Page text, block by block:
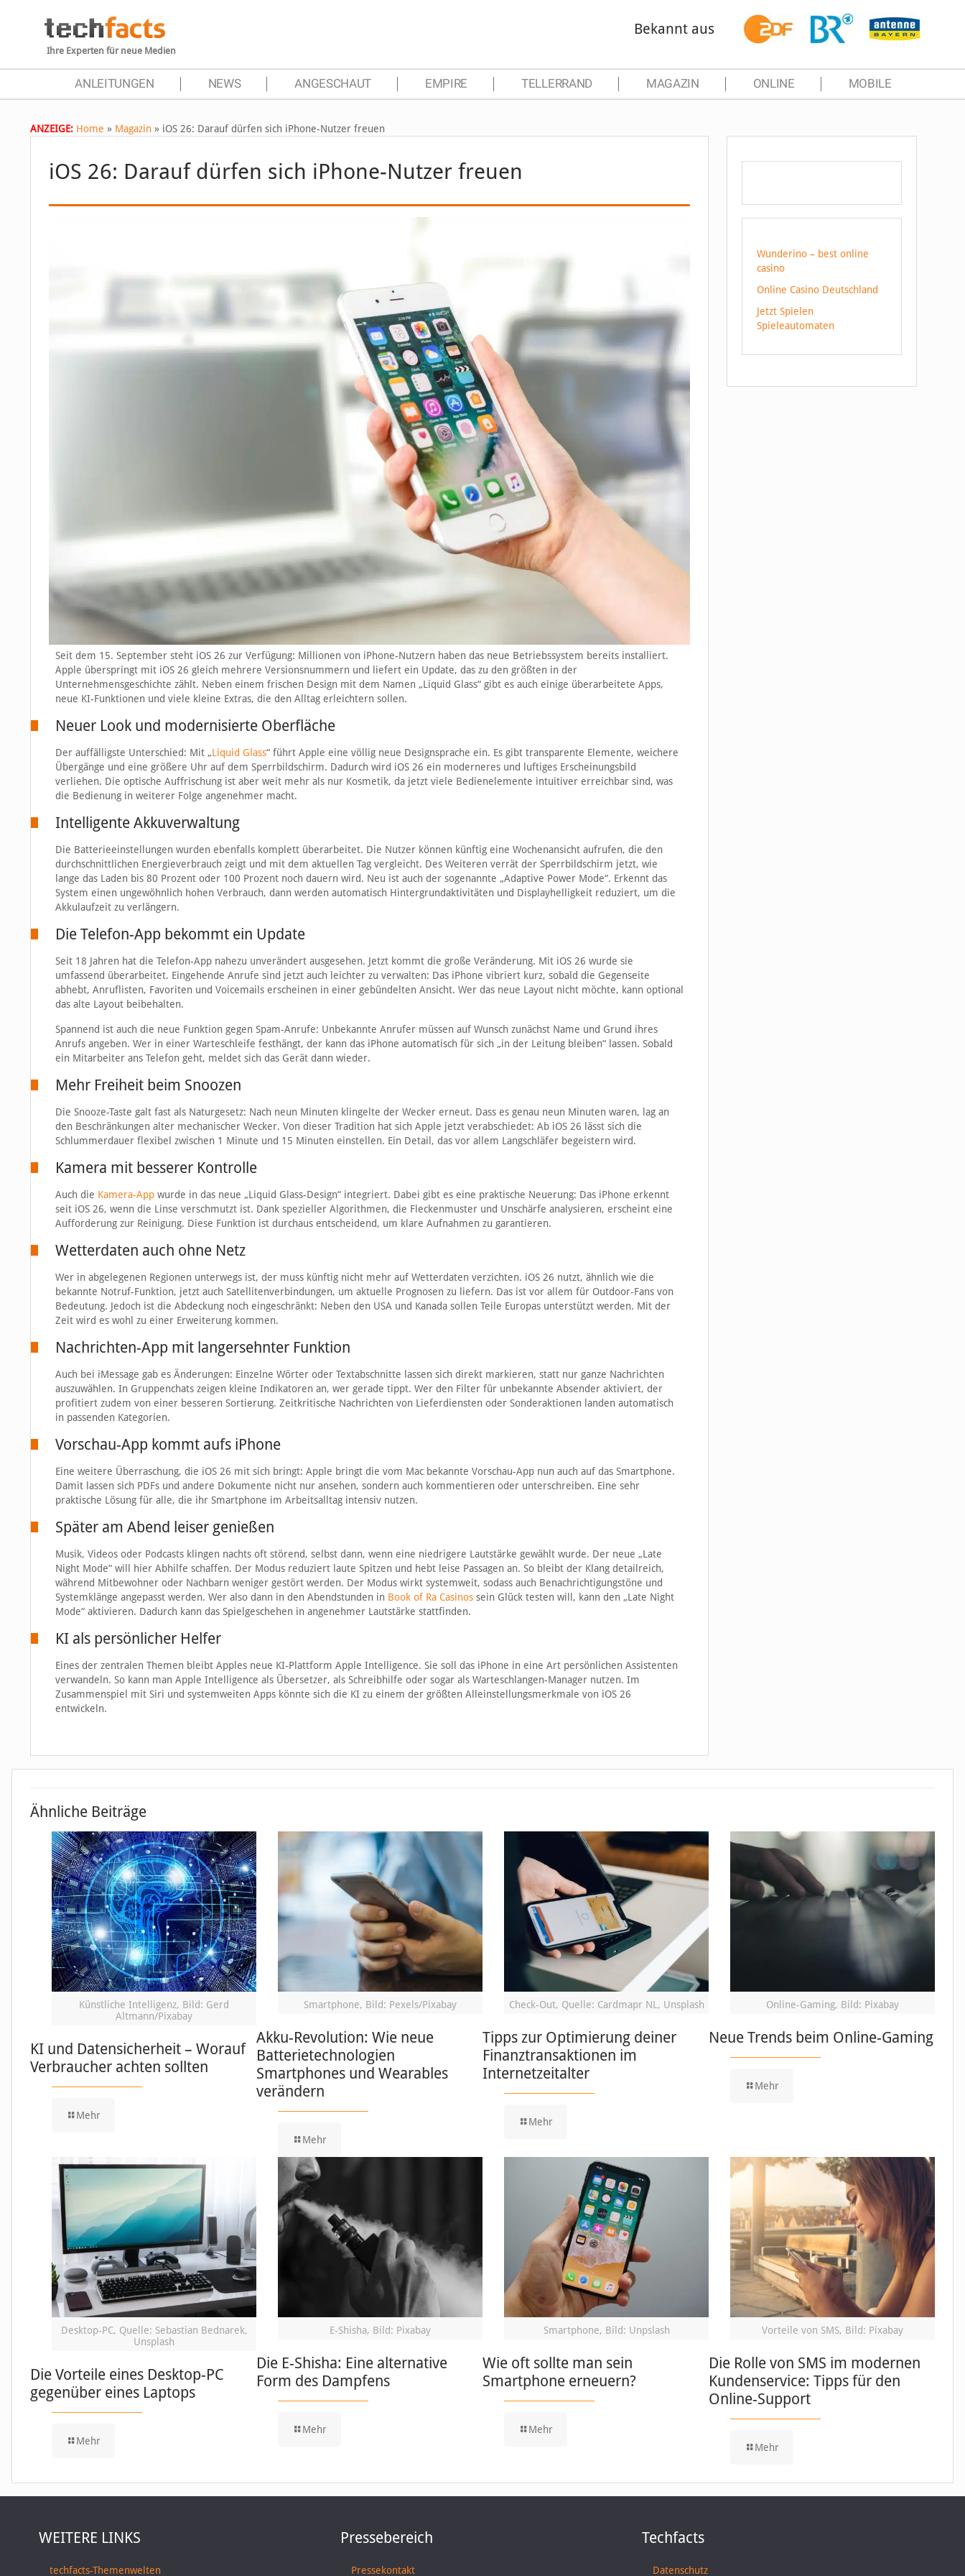
Ihre Experten für neue Medien
Bekannt aus
ANLEITUNGEN NEWS ANGESCHAUT EMPIRE TELLERRAND MAGAZIN ONLINE MOBILE
ANZEIGE: Home » Magazin » iOS 26: Darauf dürfen sich iPhone-Nutzer freuen
iOS 26: Darauf dürfen sich iPhone-Nutzer freuen
Seit dem 15. September steht iOS 26 zur Verfügung: Millionen von iPhone-Nutzern haben das neue Betriebssystem bereits installiert.
Apple überspringt mit iOS 26 gleich mehrere Versionsnummern und liefert ein Update, das zu den größten in der
Unternehmensgeschichte zählt. Neben einem frischen Design mit dem Namen „Liquid Glass“ gibt es auch einige überarbeitete Apps,
neue KI-Funktionen und viele kleine Extras, die den Alltag erleichtern sollen.
Neuer Look und modernisierte Oberfläche
Der auffälligste Unterschied: Mit „Liquid Glass“ führt Apple eine völlig neue Designsprache ein. Es gibt transparente Elemente, weichere
Übergänge und eine größere Uhr auf dem Sperrbildschirm. Dadurch wird iOS 26 ein moderneres und luftiges Erscheinungsbild
verliehen. Die optische Auffrischung ist aber weit mehr als nur Kosmetik, da jetzt viele Bedienelemente intuitiver erreichbar sind, was
die Bedienung in weiterer Folge angenehmer macht.
Intelligente Akkuverwaltung
Die Batterieeinstellungen wurden ebenfalls komplett überarbeitet. Die Nutzer können künftig eine Wochenansicht aufrufen, die den
durchschnittlichen Energieverbrauch zeigt und mit dem aktuellen Tag vergleicht. Des Weiteren verrät der Sperrbildschirm jetzt, wie
lange das Laden bis 80 Prozent oder 100 Prozent noch dauern wird. Neu ist auch der sogenannte „Adaptive Power Mode“. Erkennt das
System einen ungewöhnlich hohen Verbrauch, dann werden automatisch Hintergrundaktivitäten und Displayhelligkeit reduziert, um die
Akkulaufzeit zu verlängern.
Die Telefon-App bekommt ein Update
Seit 18 Jahren hat die Telefon-App nahezu unverändert ausgesehen. Jetzt kommt die große Veränderung. Mit iOS 26 wurde sie
umfassend überarbeitet. Eingehende Anrufe sind jetzt auch leichter zu verwalten: Das iPhone vibriert kurz, sobald die Gegenseite
abhebt, Anruflisten, Favoriten und Voicemails erscheinen in einer gebündelten Ansicht. Wer das neue Layout nicht möchte, kann optional
das alte Layout beibehalten.
Spannend ist auch die neue Funktion gegen Spam-Anrufe: Unbekannte Anrufer müssen auf Wunsch zunächst Name und Grund ihres
Anrufs angeben. Wer in einer Warteschleife festhängt, der kann das iPhone automatisch für sich „in der Leitung bleiben“ lassen. Sobald
ein Mitarbeiter ans Telefon geht, meldet sich das Gerät dann wieder.
Mehr Freiheit beim Snoozen
Die Snooze-Taste galt fast als Naturgesetz: Nach neun Minuten klingelte der Wecker erneut. Dass es genau neun Minuten waren, lag an
den Beschränkungen alter mechanischer Wecker. Von dieser Tradition hat sich Apple jetzt verabschiedet: Ab iOS 26 lässt sich die
Schlummerdauer flexibel zwischen 1 Minute und 15 Minuten einstellen. Ein Detail, das vor allem Langschläfer begeistern wird.
Kamera mit besserer Kontrolle
Auch die Kamera-Appwurde in das neue „Liquid Glass-Design“ integriert. Dabei gibt es eine praktische Neuerung: Das iPhone erkennt
seit iOS 26, wenn die Linse verschmutzt ist. Dank spezieller Algorithmen, die Fleckenmuster und Unschärfe analysieren, erscheint eine
Aufforderung zur Reinigung. Diese Funktion ist durchaus entscheidend, um klare Aufnahmen zu garantieren.
Wetterdaten auch ohne Netz
Wer in abgelegenen Regionen unterwegs ist, der muss künftig nicht mehr auf Wetterdaten verzichten. iOS 26 nutzt, ähnlich wie die
bekannte Notruf-Funktion, jetzt auch Satellitenverbindungen, um aktuelle Prognosen zu liefern. Das ist vor allem für Outdoor-Fans von
Bedeutung. Jedoch ist die Abdeckung noch eingeschränkt: Neben den USA und Kanada sollen Teile Europas unterstützt werden. Mit der
Zeit wird es wohl zu einer Erweiterung kommen.
Nachrichten-App mit langersehnter Funktion
Auch bei iMessage gab es Änderungen: Einzelne Wörter oder Textabschnitte lassen sich direkt markieren, statt nur ganze Nachrichten
auszuwählen. In Gruppenchats zeigen kleine Indikatoren an, wer gerade tippt. Wer den Filter für unbekannte Absender aktiviert, der
profitiert zudem von einer besseren Sortierung. Zeitkritische Nachrichten von Lieferdiensten oder Sonderaktionen landen automatisch
in passenden Kategorien.
Vorschau-App kommt aufs iPhone
Eine weitere Überraschung, die iOS 26 mit sich bringt: Apple bringt die vom Mac bekannte Vorschau-App nun auch auf das Smartphone.
Damit lassen sich PDFs und andere Dokumente nicht nur ansehen, sondern auch kommentieren oder unterschreiben. Eine sehr
praktische Lösung für alle, die ihr Smartphone im Arbeitsalltag intensiv nutzen.
Später am Abend leiser genießen
Musik, Videos oder Podcasts klingen nachts oft störend, selbst dann, wenn eine niedrigere Lautstärke gewählt wurde. Der neue „Late
Night Mode“ will hier Abhilfe schaffen. Der Modus reduziert laute Spitzen und hebt leise Passagen an. So bleibt der Klang detailreich,
während Mitbewohner oder Nachbarn weniger gestört werden. Der Modus wirkt systemweit, sodass auch Benachrichtigungstöne und
Systemklänge angepasst werden. Wer also dann in den Abendstunden in Book of Ra Casinossein Glück testen will, kann den „Late Night
Mode“ aktivieren. Dadurch kann das Spielgeschehen in angenehmer Lautstärke stattfinden.
KI als persönlicher Helfer
Eines der zentralen Themen bleibt Apples neue KI-Plattform Apple Intelligence. Sie soll das iPhone in eine Art persönlichen Assistenten
verwandeln. So kann man Apple Intelligence als Übersetzer, als Schreibhilfe oder sogar als Warteschlangen-Manager nutzen. Im
Zusammenspiel mit Siri und systemweiten Apps könnte sich die KI zu einem der größten Alleinstellungsmerkmale von iOS 26
entwickeln.
Wunderino – best online
casino
Online Casino Deutschland
Jetzt Spielen
Spieleautomaten
Ähnliche Beiträge
Künstliche Intelligenz, Bild: Gerd
Altmann/Pixabay
KI und Datensicherheit – Worauf
Verbraucher achten sollten
Mehr
Smartphone, Bild: Pexels/Pixabay
Akku-Revolution: Wie neue
Batterietechnologien
Smartphones und Wearables
verändern
Mehr
Check-Out, Quelle: Cardmapr NL, Unsplash
Tipps zur Optimierung deiner
Finanztransaktionen im
Internetzeitalter
Mehr
Online-Gaming, Bild: Pixabay
Neue Trends beim Online-Gaming
Mehr
Desktop-PC, Quelle: Sebastian Bednarek,
Unsplash
Die Vorteile eines Desktop-PC
gegenüber eines Laptops
Mehr
E-Shisha, Bild: Pixabay
Die E-Shisha: Eine alternative
Form des Dampfens
Mehr
Smartphone, Bild: Unpslash
Wie oft sollte man sein
Smartphone erneuern?
Mehr
Vorteile von SMS, Bild: Pixabay
Die Rolle von SMS im modernen
Kundenservice: Tipps für den
Online-Support
Mehr
WEITERE LINKS
techfacts-Themenwelten
Pressebereich
Pressekontakt
Techfacts
Datenschutz